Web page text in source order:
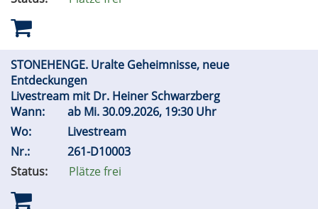
STONEHENGE. Uralte Geheimnisse, neue
Entdeckungen
Livestream mit Dr. Heiner Schwarzberg
Wann:
ab Mi.30.09.2026, 19:30 Uhr
Wo:
Livestream
Nr.:
261-D10003
Status:
Plätze frei